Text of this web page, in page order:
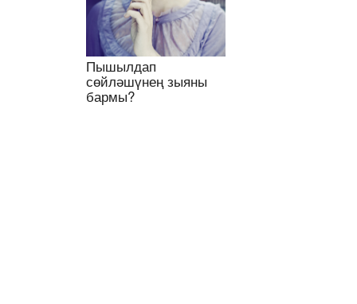
Пышылдап
сөйләшүнең зыяны
бармы?